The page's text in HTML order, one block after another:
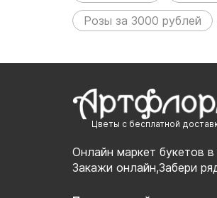
Розы за 3000 рублей
Цветы с бесплатной
Онлайн маркет букетов
Закажи онлайн,Забери